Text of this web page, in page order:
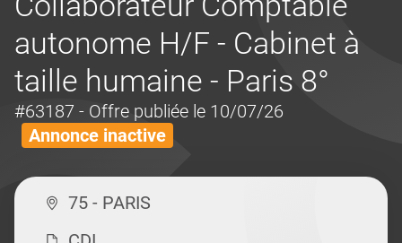
autonome H/F - Cabinet à
taille humaine - Paris 8°
#63187 - Offre publiée le 10/07/26
Annonce inactive
75 - PARIS